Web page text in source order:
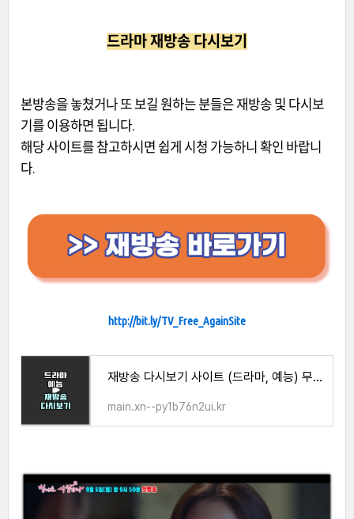
드라마 재방송 다시보기
본방송을 놓쳤거나 또 보길 원하는 분들은 재방송 및 다시보
기를 이용하면 됩니다.
해당 사이트를 참고하시면 쉽게 시청 가능하니 확인 바랍니
다.
http://bit.ly/TV_Free_AgainSite
재방송 다시보기 사이트 (드라마, 예능) 무료 시청 방법
main.xn--py1b76n2ui.kr